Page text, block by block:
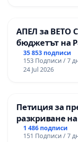
АПЕЛ за ВЕТО
бюджетът на
правата ни в
35 853 подписи
153 Подписи / 7
24 Jul 2026
Петиция за
разкриване
1 486 подписи
151 Подписи / 7